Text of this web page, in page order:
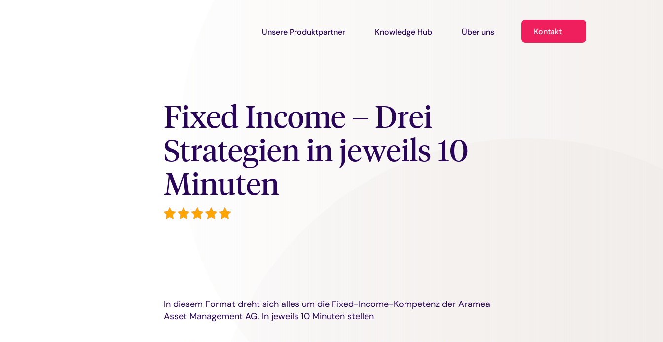
Unsere Produktpartner Knowledge Hub Über uns Kontakt
Fixed Income – Drei
Strategien in jeweils 10
Minuten
In diesem Format dreht sich alles um die Fixed-Income-Kompetenz der Aramea
Asset Management AG. In jeweils 10 Minuten stellen